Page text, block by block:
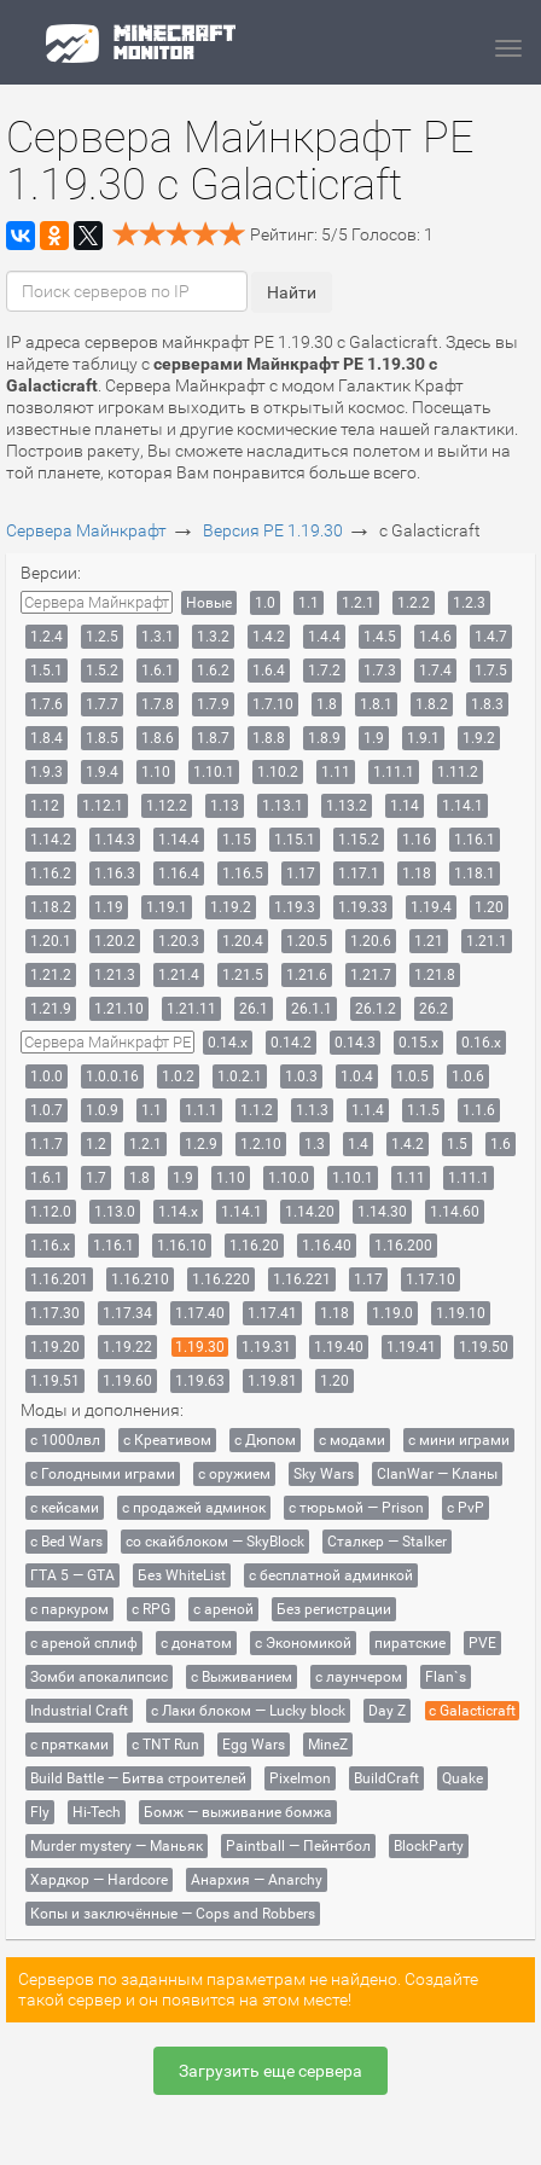
Сервера Майнкрафт PE
1.19.30 с Galacticraft
Рейтинг: 5/5 Голосов: 1
IP адреса серверов майнкрафт PE 1.19.30 с Galacticraft. Здесь вы
найдете таблицу ссерверами Майнкрафт PE 1.19.30 с
Galacticraft . Сервера Майнкрафт с модом Галактик Крафт
позволяют игрокам выходить в открытый космос. Посещать
известные планеты и другие космические тела нашей галактики.
Построив ракету, Вы сможете насладиться полетом и выйти на
той планете, которая Вам понравится больше всего.
Сервера Майнкрафт → Версия PE 1.19.30 → с Galacticraft
Версии:
Сервера Майнкрафт Новые 1.0 1.1 1.2.1 1.2.2
1.2.3
1.2.4
1.2.5 1.3.1 1.3.2 1.4.2 1.4.4 1.4.5 1.4.6
1.4.7
1.5.1
1.5.2 1.6.1 1.6.2 1.6.4 1.7.2 1.7.3 1.7.4
1.7.5
1.7.6
1.7.7 1.7.8 1.7.9 1.7.10 1.8 1.8.1 1.8.2
1.8.3
1.8.4
1.8.5 1.8.6 1.8.7 1.8.8 1.8.9 1.9 1.9.1
1.9.2
1.9.3
1.9.4 1.10 1.10.1 1.10.2 1.11 1.11.1
1.11.2
1.12
1.12.1 1.12.2 1.13 1.13.1 1.13.2 1.14
1.14.1
1.14.2
1.14.3 1.14.4 1.15 1.15.1 1.15.2 1.16
1.16.1
1.16.2
1.16.3 1.16.4 1.16.5 1.17 1.17.1 1.18
1.18.1
1.18.2
1.19 1.19.1 1.19.2 1.19.3 1.19.33 1.19.4
1.20
1.20.1
1.20.2 1.20.3 1.20.4 1.20.5 1.20.6 1.21
1.21.1
1.21.2
1.21.3 1.21.4 1.21.5 1.21.6 1.21.7
1.21.8
1.21.9
1.21.10 1.21.11 26.1 26.1.1 26.1.2 26.2
Сервера Майнкрафт PE 0.14.x 0.14.2 0.14.3 0.15.x
0.16.x
1.0.0
1.0.0.16 1.0.2 1.0.2.1 1.0.3 1.0.4 1.0.5
1.0.6
1.0.7
1.0.9 1.1 1.1.1 1.1.2 1.1.3 1.1.4 1.1.5
1.1.6
1.1.7
1.2 1.2.1 1.2.9 1.2.10 1.3 1.4 1.4.2 1.5
1.6
1.6.1
1.7 1.8 1.9 1.10 1.10.0 1.10.1 1.11
1.11.1
1.12.0
1.13.0 1.14.x 1.14.1 1.14.20 1.14.30
1.14.60
1.16.x
1.16.1 1.16.10 1.16.20 1.16.40
1.16.200
1.16.201
1.16.210 1.16.220 1.16.221 1.17
1.17.10
1.17.30
1.17.34 1.17.40 1.17.41 1.18 1.19.0
1.19.10
1.19.20
1.19.22 1.19.30 1.19.31 1.19.40 1.19.41
1.19.50
1.19.51
1.19.60 1.19.63 1.19.81 1.20
Моды и дополнения:
с 1000лвл c Креативом с Дюпом с модами
с мини играми
с Голодными играми
с оружием Sky Wars
ClanWar — Кланы
с кейсами
с продажей админок с тюрьмой — Prison
с PvP
с Bed Wars
со скайблоком — SkyBlock
Сталкер — Stalker
ГТА 5 — GTA
Без WhiteList
с бесплатной админкой
с паркуром
с RPG с ареной
Без регистрации
с ареной сплиф
с донатом с Экономикой пиратские
PVE
Зомби апокалипсис
с Выживанием с лаунчером
Flan`s
Industrial Craft
с Лаки блоком — Lucky block Day Z
с Galacticraft
с прятками
с TNT Run Egg Wars
MineZ
Build Battle — Битва строителей
Pixelmon BuildCraft
Quake
Fly
Hi-Tech
Бомж — выживание бомжа
Murder mystery — Маньяк
Paintball — Пейнтбол
BlockParty
Хардкор — Hardcore
Анархия — Anarchy
Копы и заключённые — Cops and Robbers
Серверов по заданным параметрам не найдено. Создайте
такой сервер и он появится на этом месте!
Загрузить еще сервера